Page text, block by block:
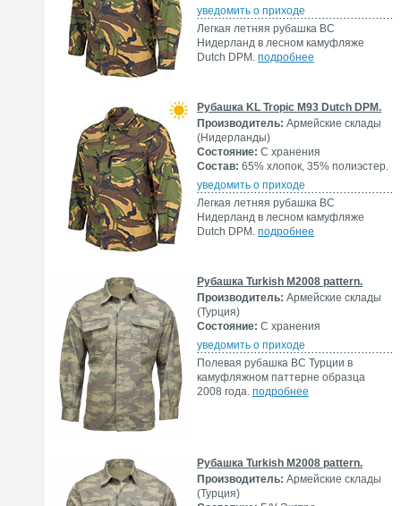
уведомить о приходе
Легкая летняя рубашка ВС
Нидерланд в лесном камуфляже
Dutch DPM. подробнее
Рубашка KL Tropic M93 Dutch DPM.
Производитель: Армейские склады
(Нидерланды)
Состояние: С хранения
Состав: 65% хлопок, 35% полиэстер.
уведомить о приходе
Легкая летняя рубашка ВС
Нидерланд в лесном камуфляже
Dutch DPM. подробнее
Рубашка Turkish M2008 pattern.
Производитель: Армейские склады
(Турция)
Состояние: С хранения
уведомить о приходе
Полевая рубашка ВС Турции в
камуфляжном паттерне образца
2008 года. подробнее
Рубашка Turkish M2008 pattern.
Производитель: Армейские склады
(Турция)